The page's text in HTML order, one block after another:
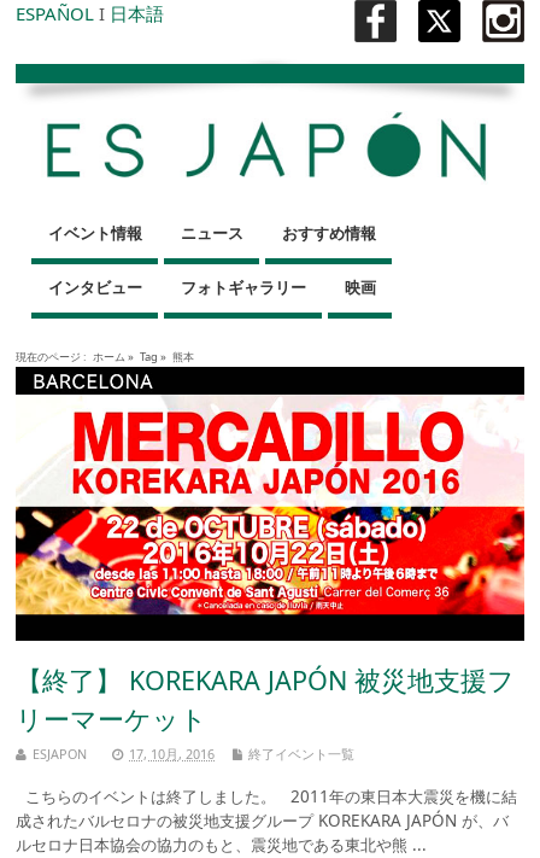
ESPAÑOL I 日本語
イベント情報 ニュース おすすめ情報
インタビュー フォトギャラリー 映画
現在のページ : ホーム » Tag » 熊本
【終了】 KOREKARA JAPÓN 被災地支援フ
リーマーケット
ESJAPON 17, 10月, 2016 終了イベント一覧
こちらのイベントは終了しました。 2011年の東日本大震災を機に結
成されたバルセロナの被災地支援グループ KOREKARA JAPÓN が、バ
ルセロナ日本協会の協力のもと、震災地である東北や熊 ...